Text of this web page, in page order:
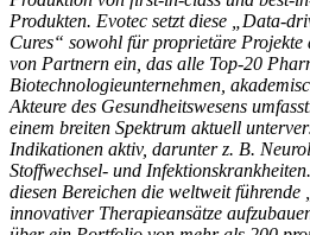
Produkten. Evotec setzt diese „Data-
Cures“ sowohl für proprietäre Projekte
von Partnern ein, das alle Top-20
Biotechnologieunternehmen,
Akteure des Gesundheitswesens
einem breiten Spektrum aktuell
Indikationen aktiv, darunter z. B.
Stoffwechsel- und
diesen Bereichen die weltweit
innovativer Therapieansätze